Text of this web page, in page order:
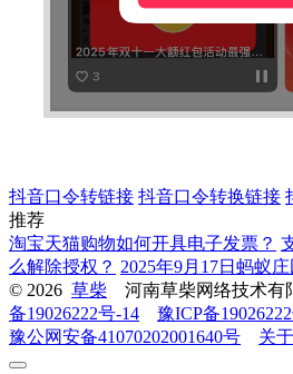
抖音口令转链接 抖音口令转换链接
推荐
淘宝天猫购物如何开具电子发票？
么解除授权？ 2025年9月17日蚂蚁
© 2026 草柴 河南草柴网络技术有
备19026222号-14
豫ICP备
豫公网安备41070202001640号
关